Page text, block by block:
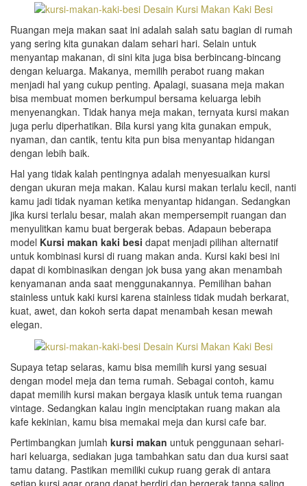
Ruangan meja makan saat ini adalah salah satu bagian di rumah
yang sering kita gunakan dalam sehari hari. Selain untuk
menyantap makanan, di sini kita juga bisa berbincang-bincang
dengan keluarga. Makanya, memilih perabot ruang makan
menjadi hal yang cukup penting. Apalagi, suasana meja makan
bisa membuat momen berkumpul bersama keluarga lebih
menyenangkan. Tidak hanya meja makan, ternyata kursi makan
juga perlu diperhatikan. Bila kursi yang kita gunakan empuk,
nyaman, dan cantik, tentu kita pun bisa menyantap hidangan
dengan lebih baik.
Hal yang tidak kalah pentingnya adalah menyesuaikan kursi
dengan ukuran meja makan. Kalau kursi makan terlalu kecil, nanti
kamu jadi tidak nyaman ketika menyantap hidangan. Sedangkan
jika kursi terlalu besar, malah akan mempersempit ruangan dan
menyulitkan kamu buat bergerak bebas. Adapaun beberapa
model Kursi makan kaki besi dapat menjadi pilihan alternatif
untuk kombinasi kursi di ruang makan anda. Kursi kaki besi ini
dapat di kombinasikan dengan jok busa yang akan menambah
kenyamanan anda saat menggunakannya. Pemilihan bahan
stainless untuk kaki kursi karena stainless tidak mudah berkarat,
kuat, awet, dan kokoh serta dapat menambah kesan mewah
elegan.
Supaya tetap selaras, kamu bisa memilih kursi yang sesuai
dengan model meja dan tema rumah. Sebagai contoh, kamu
dapat memilih kursi makan bergaya klasik untuk tema ruangan
vintage. Sedangkan kalau ingin menciptakan ruang makan ala
kafe kekinian, kamu bisa memakai meja dan kursi cafe bar.
Pertimbangkan jumlah kursi makan untuk penggunaan sehari-
hari keluarga, sediakan juga tambahkan satu dan dua kursi saat
tamu datang. Pastikan memiliki cukup ruang gerak di antara
setiap kursi agar orang dapat berdiri dan bergerak tanpa saling